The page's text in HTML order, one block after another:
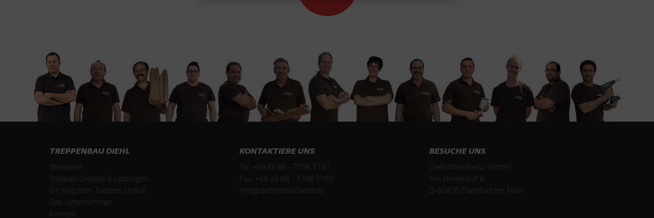
TREPPENBAU DIEHL
Startseite
Treppen Unikate & Lösungen
Ihr Weg zum Treppen Unikat
Das Unternehmen
Karriere
KONTAKTIERE UNS
Tel: +49 (0) 69 - 7706 7181
Fax: +49 (0) 69 - 7706 7183
info@diehlmanufaktur.de
BESUCHE UNS
Diehl Manufaktur GmbH
Am Herrenhof 6
D-60435 Frankfurt am Main